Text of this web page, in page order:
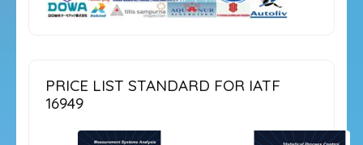
PRICE LIST STANDARD FOR IATF
16949